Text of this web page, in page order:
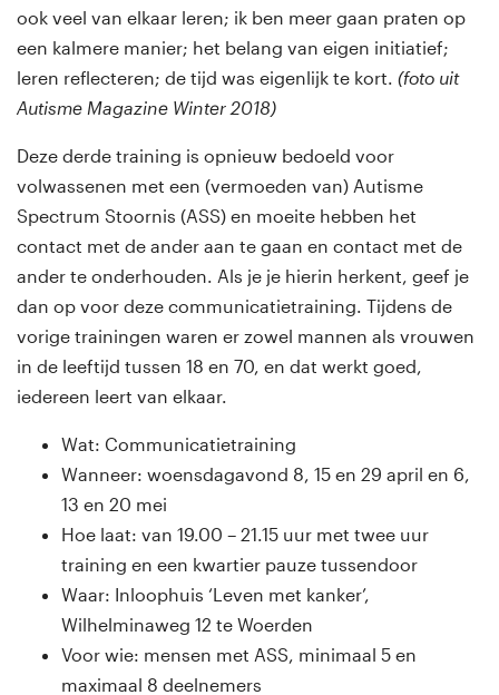
ook veel van elkaar leren; ik ben meer gaan praten op
een kalmere manier; het belang van eigen initiatief;
leren reflecteren; de tijd was eigenlijk te kort. (foto uit
Autisme Magazine Winter 2018)
Deze derde training is opnieuw bedoeld voor
volwassenen met een (vermoeden van) Autisme
Spectrum Stoornis (ASS) en moeite hebben het
contact met de ander aan te gaan en contact met de
ander te onderhouden. Als je je hierin herkent, geef je
dan op voor deze communicatietraining. Tijdens de
vorige trainingen waren er zowel mannen als vrouwen
in de leeftijd tussen 18 en 70, en dat werkt goed,
iedereen leert van elkaar.
Wat: Communicatietraining
Wanneer: woensdagavond 8, 15 en 29 april en 6,
13 en 20 mei
Hoe laat: van 19.00 – 21.15 uur met twee uur
training en een kwartier pauze tussendoor
Waar: Inloophuis ‘Leven met kanker’,
Wilhelminaweg 12 te Woerden
Voor wie: mensen met ASS, minimaal 5 en
maximaal 8 deelnemers